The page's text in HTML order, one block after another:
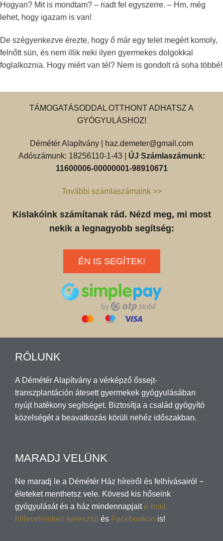
Hogyan? Mit is mondtam? – riadt fel egyszerre. – Hm, még
lehet, hogy igazam is van!
De szégyenkezve érezte, hogy ő már egy telet megért komoly,
felnőtt sün, és nem illik neki ilyen gyermekes dolgokkal
foglalkoznia. Hogy miért van tél? Nem is gondolt rá soha többé!
TÁMOGATÁSODDAL OTTHONT ADHATSZ A
GYÓGYULÁSHOZ!
Démétér Alapítvány |
haz.demeter@gmail.com
Adószámunk: 18256110-1-43 | ÚJ Számlaszámunk:
11600006-00000001-98910671
További számlaszámaink >>
Kislakóink számítanak rád. Nézd meg, mi most
nekik a legnagyobb segítség:
ÉN IS SEGÍTEK!
RÓLUNK
A Démétér Alapítvány a vérképző őssejt-
transzplantáción átesett gyermekek gyógyulásában
nyújt hatékony segítséget. Biztosítja a család gyógyító
közelségét a beavatkozás körüli nehéz időszakban.
MARADJ VELÜNK
Ne maradj le a Démétér Ház híreiről és felhívásairól −
életeket menthetsz vele. Kövesd kis hőseink
gyógyulását és a ház mindennapjait e-mail
hírleveleinken keresztül és Facebookon is!